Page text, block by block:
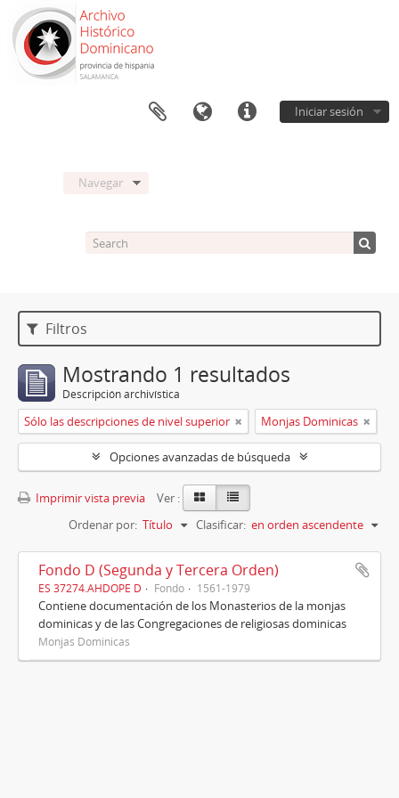
Iniciar sesión
Navegar
Filtros
Mostrando 1 resultados
Descripción archivística
Sólo las descripciones de nivel superior Monjas Dominicas
Opciones avanzadas de búsqueda
Imprimir vista previa
Ver :
Ordenar por: Título Clasificar: en orden ascendente
Fondo D (Segunda y Tercera Orden)
ES 37274.AHDOPE D Fondo 1561-1979
Contiene documentación de los Monasterios de la monjas
dominicas y de las Congregaciones de religiosas dominicas
Monjas Dominicas